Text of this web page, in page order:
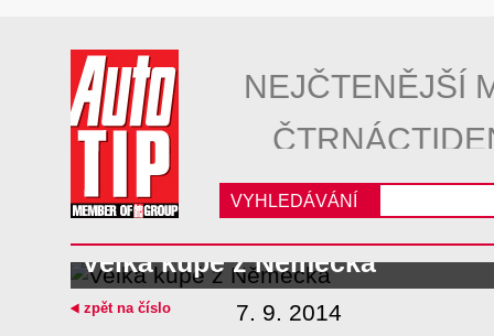
NEJČTENĚJŠÍ
VYHLEDÁVÁNÍ
Velká kupé z Německa
7. 9. 2014
zpět na číslo